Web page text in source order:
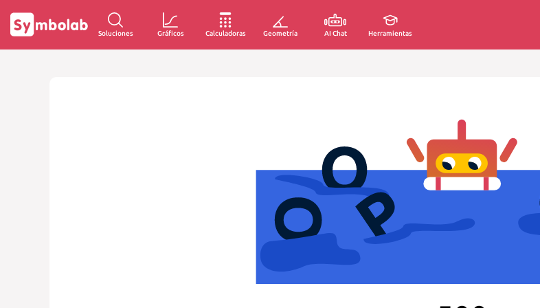
Soluciones Gráficos Calculadoras Geometría AI Chat Herramientas